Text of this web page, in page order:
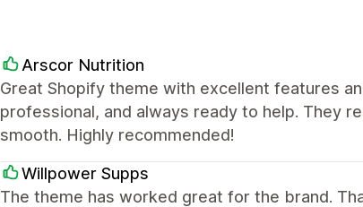
Arscor Nutrition
Great Shopify theme with excellent features
professional, and always ready to help. They
smooth. Highly recommended!
Willpower Supps
The theme has worked great for the brand.